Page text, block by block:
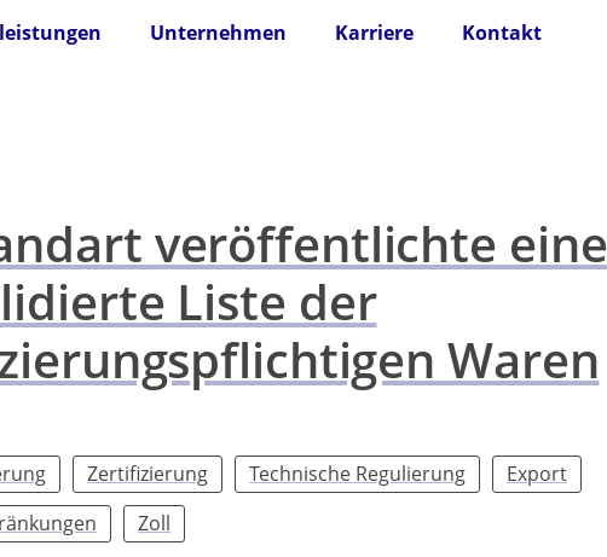
Unternehmen Karriere Kontakt
veröffentlichte eine
Liste der
Waren
Zertifizierung Technische Regulierung
Export
Zoll